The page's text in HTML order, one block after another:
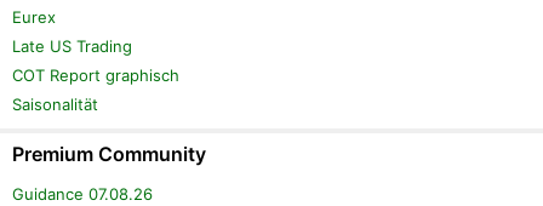
Eurex
Late US Trading
COT Report graphisch
Saisonalität
Premium Community
Guidance 07.08.26